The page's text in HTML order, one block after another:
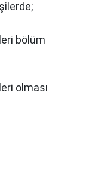
bölüm
olması